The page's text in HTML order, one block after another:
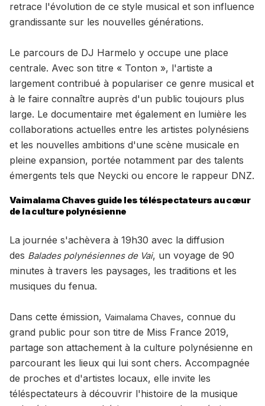
retrace l'évolution de ce style musical et son influence
grandissante sur les nouvelles générations.
Le parcours de DJ Harmelo y occupe une place
centrale. Avec son titre « Tonton », l'artiste a
largement contribué à populariser ce genre musical et
à le faire connaître auprès d'un public toujours plus
large. Le documentaire met également en lumière les
collaborations actuelles entre les artistes polynésiens
et les nouvelles ambitions d'une scène musicale en
pleine expansion, portée notamment par des talents
émergents tels que Neycki ou encore le rappeur DNZ.
Vaimalama Chaves guide les téléspectateurs au cœur
de la culture polynésienne
La journée s'achèvera à 19h30 avec la diffusion
des Balades polynésiennes de Vai, un voyage de 90
minutes à travers les paysages, les traditions et les
musiques du fenua.
Dans cette émission, Vaimalama Chaves, connue du
grand public pour son titre de Miss France 2019,
partage son attachement à la culture polynésienne en
parcourant les lieux qui lui sont chers. Accompagnée
de proches et d'artistes locaux, elle invite les
téléspectateurs à découvrir l'histoire de la musique